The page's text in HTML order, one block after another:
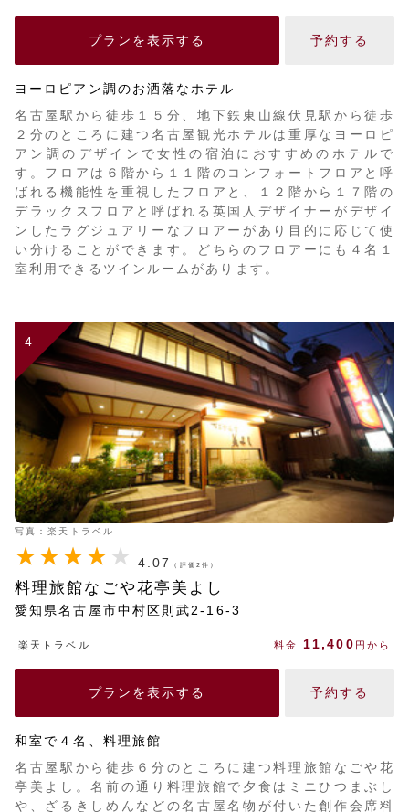
ヨーロピアン調のお洒落なホテル
名古屋駅から徒歩１５分、地下鉄東山線伏見駅から徒歩
２分のところに建つ名古屋観光ホテルは重厚なヨーロピ
アン調のデザインで女性の宿泊におすすめのホテルで
す。フロアは６階から１１階のコンフォートフロアと呼
ばれる機能性を重視したフロアと、１２階から１７階の
デラックスフロアと呼ばれる英国人デザイナーがデザイ
ンしたラグジュアリーなフロアーがあり目的に応じて使
い分けることができます。どちらのフロアーにも４名１
室利用できるツインルームがあります。
プランを表示する 予約する
4
写真：楽天トラベル
4.07 （評価2件）
料理旅館なごや花亭美よし
愛知県名古屋市中村区則武2-16-3
和室で４名、料理旅館
名古屋駅から徒歩６分のところに建つ料理旅館なごや花
亭美よし。名前の通り料理旅館で夕食はミニひつまぶし
や、ざるきしめんなどの名古屋名物が付いた創作会席料
楽天トラベル 料金 11,400 円から
プランを表示する 予約する